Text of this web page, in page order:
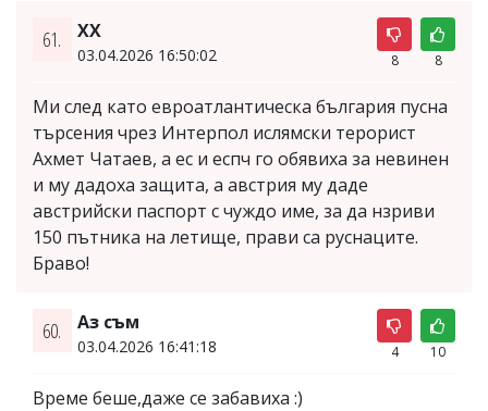
61. ХХ
03.04.2026 16:50:02 8 8
Ми след като евроатлантическа българия пусна
търсения чрез Интерпол ислямски терорист
Ахмет Чатаев, а ес и еспч го обявиха за невинен
и му дадоха защита, а австрия му даде
австрийски паспорт с чуждо име, за да нзриви
150 пътника на летище, прави са руснаците.
Браво!
60. Aз съм
03.04.2026 16:41:18 4 10
Време беше,даже се забавиха :)